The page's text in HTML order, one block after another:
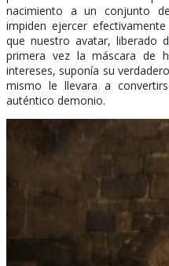
nacimiento a un conjunto
impiden ejercer
que nuestro avatar, liberado
primera vez la máscara de
intereses, suponía su
mismo le llevara a
auténtico demonio.